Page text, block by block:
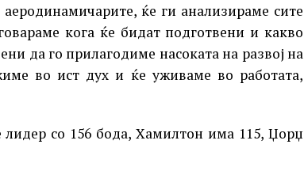
аеродинамичарите, ќе ги анализираме сите
кога ќе бидат подготвени и какво
да го прилагодиме насоката на развој на
во ист дух и ќе уживаме во работата,
со 156 бода, Хамилтон има 115, Џорџ